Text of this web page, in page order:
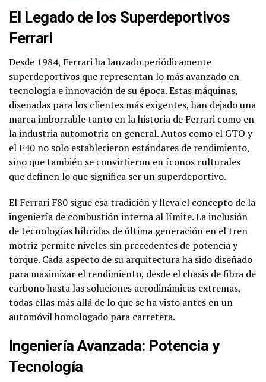
El Legado de los Superdeportivos
Ferrari
Desde 1984, Ferrari ha lanzado periódicamente
superdeportivos que representan lo más avanzado en
tecnología e innovación de su época. Estas máquinas,
diseñadas para los clientes más exigentes, han dejado una
marca imborrable tanto en la historia de Ferrari como en
la industria automotriz en general. Autos como el GTO y
el F40 no solo establecieron estándares de rendimiento,
sino que también se convirtieron en íconos culturales
que definen lo que significa ser un superdeportivo.
El Ferrari F80 sigue esa tradición y lleva el concepto de la
ingeniería de combustión interna al límite. La inclusión
de tecnologías híbridas de última generación en el tren
motriz permite niveles sin precedentes de potencia y
torque. Cada aspecto de su arquitectura ha sido diseñado
para maximizar el rendimiento, desde el chasis de fibra de
carbono hasta las soluciones aerodinámicas extremas,
todas ellas más allá de lo que se ha visto antes en un
automóvil homologado para carretera.
Ingeniería Avanzada: Potencia y
Tecnología